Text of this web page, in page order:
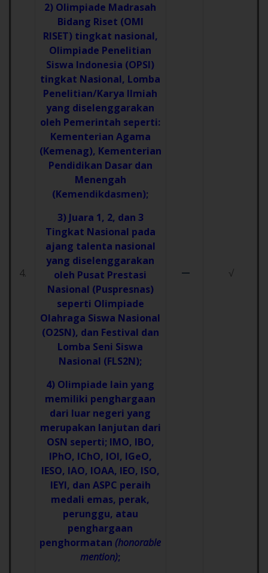
4.
2) Olimpiade Madrasah
Bidang Riset (OMI
RISET) tingkat nasional,
Olimpiade Penelitian
Siswa Indonesia (OPSI)
tingkat Nasional, Lomba
Penelitian/Karya Ilmiah
yang diselenggarakan
oleh Pemerintah seperti:
Kementerian Agama
(Kemenag), Kementerian
Pendidikan Dasar dan
Menengah
(Kemendikdasmen);
3) Juara 1, 2, dan 3
Tingkat Nasional pada
ajang talenta nasional
yang diselenggarakan
oleh Pusat Prestasi
Nasional (Puspresnas)
seperti Olimpiade
Olahraga Siswa Nasional
(O2SN), dan Festival dan
Lomba Seni Siswa
Nasional (FLS2N);
4) Olimpiade lain yang
memiliki penghargaan
dari luar negeri yang
merupakan lanjutan dari
OSN seperti; IMO, IBO,
IPhO, IChO, IOI, IGeO,
IESO, IAO, IOAA, IEO, ISO,
IEYI, dan ASPC peraih
medali emas, perak,
perunggu, atau
penghargaan
penghormatan (honorable
mention);
– √